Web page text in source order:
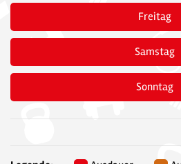
Freitag
Samstag
Sonntag